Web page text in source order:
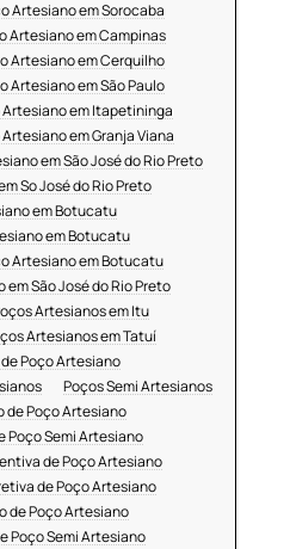
Artesiano em Sorocaba
Artesiano em Campinas
Artesiano em Cerquilho
Artesiano em São Paulo
em Itapetininga
em Granja Viana
em São José do Rio Preto
So José do Rio Preto
em Botucatu
em Botucatu
Artesiano em Botucatu
São José do Rio Preto
Artesianos em Itu
Artesianos em Tatuí
Poço Artesiano
Poços Semi Artesianos
de Poço Artesiano
Poço Semi Artesiano
de Poço Artesiano
de Poço Artesiano
de Poço Artesiano
Poço Semi Artesiano